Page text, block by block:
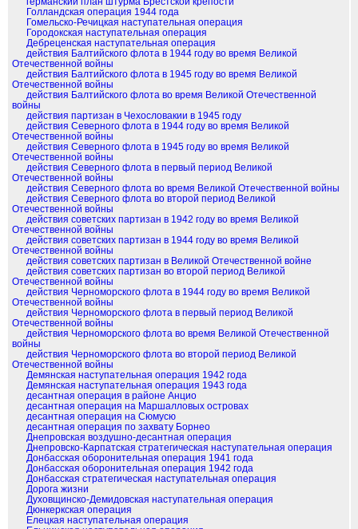
Голландская операция 1944 года
Гомельско-Речицкая наступательная операция
Городокская наступательная операция
Дебреценская наступательная операция
действия Балтийского флота в 1944 году во время Великой
Отечественной войны
действия Балтийского флота в 1945 году во время Великой
Отечественной войны
действия Балтийского флота во время Великой Отечественной
войны
действия партизан в Чехословакии в 1945 году
действия Северного флота в 1944 году во время Великой
Отечественной войны
действия Северного флота в 1945 году во время Великой
Отечественной войны
действия Северного флота в первый период Великой
Отечественной войны
действия Северного флота во время Великой Отечественной войны
действия Северного флота во второй период Великой
Отечественной войны
действия советских партизан в 1942 году во время Великой
Отечественной войны
действия советских партизан в 1944 году во время Великой
Отечественной войны
действия советских партизан в Великой Отечественной войне
действия советских партизан во второй период Великой
Отечественной войны
действия Черноморского флота в 1944 году во время Великой
Отечественной войны
действия Черноморского флота в первый период Великой
Отечественной войны
действия Черноморского флота во время Великой Отечественной
войны
действия Черноморского флота во второй период Великой
Отечественной войны
Демянская наступательная операция 1942 года
Демянская наступательная операция 1943 года
десантная операция в районе Анцио
десантная операция на Маршалловых островах
десантная операция на Сюмусю
десантная операция по захвату Борнео
Днепровская воздушно-десантная операция
Днепровско-Карпатская стратегическая наступательная операция
Донбасская оборонительная операция 1941 года
Донбасская оборонительная операция 1942 года
Донбасская стратегическая наступательная операция
Дорога жизни
Духовщинско-Демидовская наступательная операция
Дюнкеркская операция
Елецкая наступательная операция